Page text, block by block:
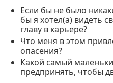
Если бы не было
бы я хотел(а) видеть
главу в карьере?
Что меня в этом
опасения?
Какой самый
предпринять, чтобы